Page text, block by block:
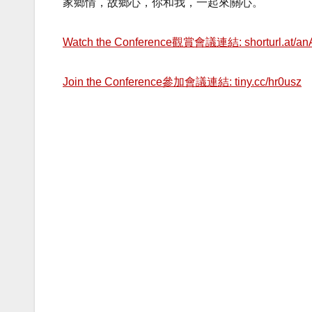
Watch the Conference觀賞會議連結: shorturl.at/
Join the Conference參加會議連結: tiny.cc/hr0usz